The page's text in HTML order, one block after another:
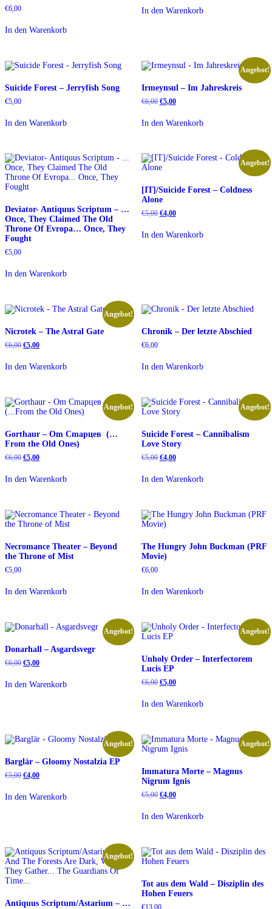
€6,00
In den Warenkorb
In den Warenkorb
Suicide Forest – Jerryfish Song
€5,00
In den Warenkorb
Angebot!
Irmeynsul – Im Jahreskreis
€6,00 Ursprünglicher
war:
€6,00
€5,00Aktueller
€5,00.
In den Warenkorb
Deviator- Antiquus Scriptum – …
Once, They Claimed The Old
Throne Of Evropa… Once, They
Fought
€5,00
In den Warenkorb
Angebot!
[IT]/Suicide Forest – Coldness
Alone
€5,00 Ursprünglicher
war:
€5,00
€4,00Aktueller
€4,00.
In den Warenkorb
Angebot!
Nicrotek – The Astral Gate
€6,00 Ursprünglicher
war:
€6,00
€5,00Aktueller
€5,00.
In den Warenkorb
Chronik – Der letzte Abschied
€6,00
In den Warenkorb
Angebot!
Gorthaur – Om Cmapцeв ​ (…
From the Old Ones)
€6,00 Ursprünglicher
war:
€6,00
€5,00Aktueller
€5,00.
In den Warenkorb
Angebot!
Suicide Forest – Cannibalism
Love Story
€5,00 Ursprünglicher
war:
€5,00
€4,00Aktueller
€4,00.
In den Warenkorb
Necromance Theater – Beyond
the Throne of Mist
€5,00
In den Warenkorb
The Hungry John Buckman (PRF
Movie)
€6,00
In den Warenkorb
Angebot!
Donarhall – Asgardsvegr
€6,00 Ursprünglicher
war:
€6,00
€5,00Aktueller
€5,00.
In den Warenkorb
Angebot!
Unholy Order – Interfectorem
Lucis EP
€6,00 Ursprünglicher
war:
€6,00
€5,00Aktueller
€5,00.
In den Warenkorb
Angebot!
Barglär – Gloomy Nostalzia EP
€5,00 Ursprünglicher
war:
€5,00
€4,00Aktueller
€4,00.
In den Warenkorb
Angebot!
Immatura Morte – Magnus
Nigrum Ignis
€5,00 Ursprünglicher
war:
€5,00
€4,00Aktueller
€4,00.
In den Warenkorb
Angebot!
Antiquus Scriptum/Astarium – …
Tot aus dem Wald – Disziplin des
Hohen Feuers
€13,00